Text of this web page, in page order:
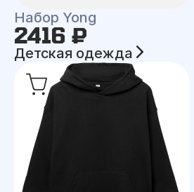
Набор Yong
2416 ₽
Детская одежда